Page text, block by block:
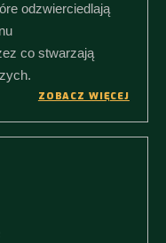
odzwierciedlają
co stwarzają
ZOBACZ WIĘCEJ